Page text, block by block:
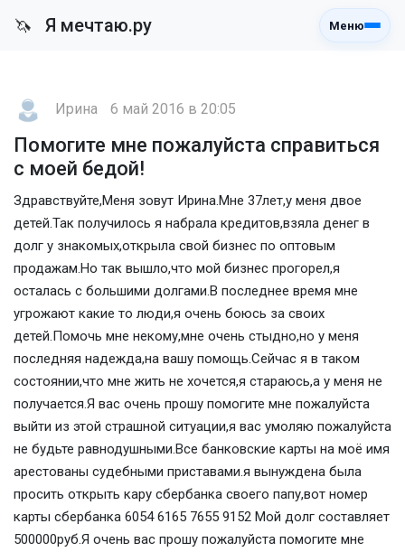
🦄 Я мечтаю.ру Меню
Ирина 6 май 2016 в 20:05
Помогите мне пожалуйста справиться
с моей бедой!
Здравствуйте,Меня зовут Ирина.Мне 37лет,у меня двое
детей.Так получилось я набрала кредитов,взяла денег в
долг у знакомых,открыла свой бизнес по оптовым
продажам.Но так вышло,что мой бизнес прогорел,я
осталась с большими долгами.В последнее время мне
угрожают какие то люди,я очень боюсь за своих
детей.Помочь мне некому,мне очень стыдно,но у меня
последняя надежда,на вашу помощь.Сейчас я в таком
состоянии,что мне жить не хочется,я стараюсь,а у меня не
получается.Я вас очень прошу помогите мне пожалуйста
выйти из этой страшной ситуации,я вас умоляю пожалуйста
не будьте равнодушными.Все банковские карты на моё имя
арестованы судебными приставами.я вынуждена была
просить открыть кару сбербанка своего папу,вот номер
карты сбербанка 6054 6165 7655 9152 Мой долг составляет
500000руб.Я очень вас прошу пожалуйста помогите мне